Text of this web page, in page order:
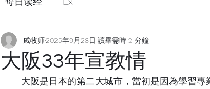
大阪33年宣教情
戚牧师2025年9月28日 讀畢需時 2 分鐘